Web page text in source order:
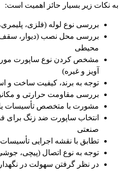
به نکات زیر بسیار حائز اهمیت است:
بررسی نوع لوله (فلزی،
بررسی محل نصب (دیوار،
محیطی
مشخص کردن نوع ساپورت مورد
آویز و غیره)
توجه به برند، کیفیت ساخت و
بررسی مقاومت حرارتی و
مشورت با متخصص تأسیسات
انتخاب ساپورت ضد زنگ برای
صنعتی
تطابق با نقشه اجرایی تأسیسات
توجه به نوع اتصال (پیچی،
در نظر گرفتن سهولت در